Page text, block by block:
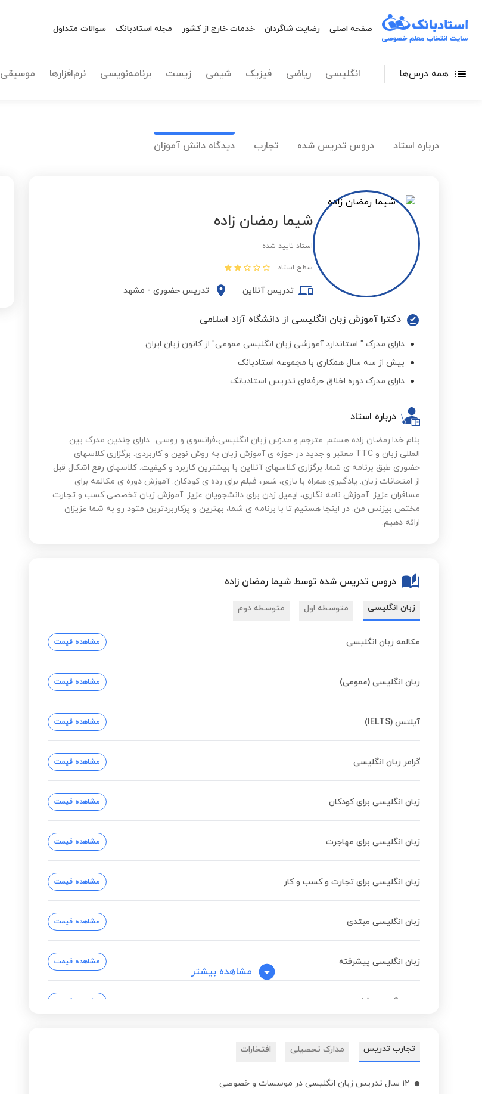
صفحه اصلی رضایت شاگردان خدمات خارج از کشور مجله استادبانک سوالات متداول
همه درس‌ها انگلیسی ریاضی فیزیک شیمی زیست برنامه‌نویسی نرم‌افزارها موسیقی
درباره استاد دروس تدریس شده تجارب دیدگاه دانش آموزان
شیما رمضان زاده
استاد تایید شده
سطح استاد:
تدریس آنلاین تدریس حضوری - مشهد
دکترا آموزش زبان انگلیسی از دانشگاه آزاد اسلامی
دارای مدرک " استاندارد آموزشی زبان انگلیسی عمومی" از کانون زبان ایران
بیش از سه سال همکاری با مجموعه استادبانک
دارای مدرک دوره اخلاق حرفه‌ای تدریس استادبانک
درباره استاد
بنام خدا.رمضان زاده هستم. مترجم و مدرّس زبان انگلیسی،فرانسوی و روسی.. ️دارای چندین مدرک بین
المللی زبان و TTC معتبر و جدید در حوزه ی آموزش زبان به روش نوین و کاربردی. ️برگزاری کلاسهای
حضوری طبق برنامه ی شما. ️برگزاری کلاسهای آنلاین با بیشترین کاربرد و کیفیت. ️کلاسهای رفع اشکال قبل
از امتحانات زبان. ️یادگیری همراه با بازی، شعر، فیلم برای رده ی کودکان. ️آموزش دوره ی مکالمه برای
مسافران عزیز. ️آموزش نامه نگاری، ایمیل زدن برای دانشجویان عزیز. ️آموزش زبان تخصصی کسب و تجارت
مختص بیزنس من. در اینجا هستیم تا با برنامه ی شما، بهترین و پرکاربردترین متود رو به شما عزیزان
ارائه دهیم.
دروس تدریس شده توسط شیما رمضان زاده
زبان انگلیسی متوسطه اول متوسطه دوم
مکالمه زبان انگلیسی مشاهده قیمت
زبان انگلیسی (عمومی) مشاهده قیمت
آیلتس (IELTS) مشاهده قیمت
گرامر زبان انگلیسی مشاهده قیمت
زبان انگلیسی برای کودکان مشاهده قیمت
زبان انگلیسی برای مهاجرت مشاهده قیمت
زبان انگلیسی برای تجارت و کسب و کار مشاهده قیمت
زبان انگلیسی مبتدی مشاهده قیمت
زبان انگلیسی پیشرفته مشاهده قیمت
زبان انگلیسی فشرده مشاهده قیمت
مشاهده بیشتر
تجارب تدریس مدارک تحصیلی افتخارات
12 سال تدریس زبان انگلیسی در موسسات و خصوصی